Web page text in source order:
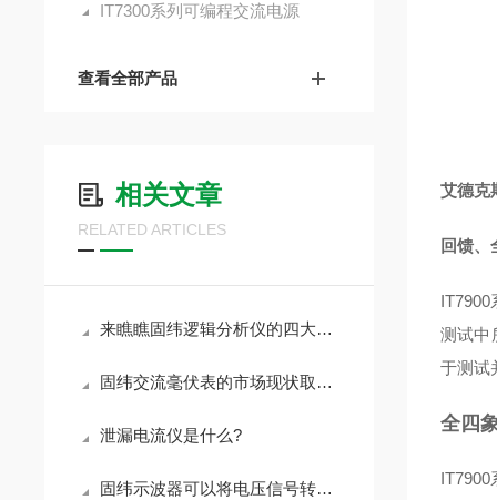
IT7300系列可编程交流电源
查看全部产品
相关文章
RELATED ARTICLES
来瞧瞧固纬逻辑分析仪的四大亮点
固纬交流毫伏表的市场现状取决于需求量和竞争情况
泄漏电流仪是什么?
固纬示波器可以将电压信号转换为数字信号
艾德克
回馈、
测试中
于测试
全四